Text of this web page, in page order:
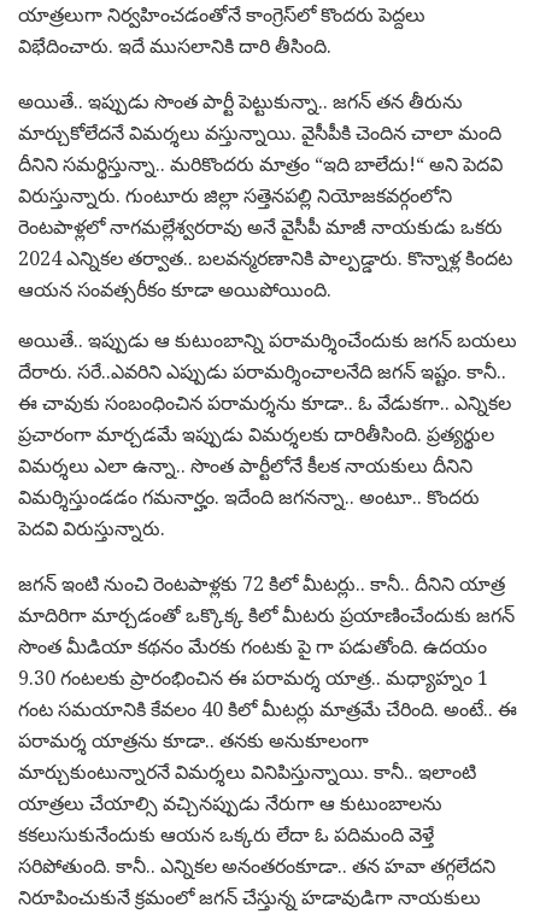
యాత్ర‌లుగా నిర్వ‌హించ‌డంతోనే కాంగ్రెస్‌లో కొంద‌రు పెద్ద‌లు
విభేదించారు. ఇదే ముస‌లానికి దారి తీసింది.
అయితే.. ఇప్పుడు సొంత పార్టీ పెట్టుకున్నా.. జ‌గ‌న్ త‌న తీరును
మార్చుకోలేదనే విమ‌ర్శ‌లు వ‌స్తున్నాయి. వైసీపీకి చెందిన చాలా మంది
దీనిని స‌మ‌ర్థిస్తున్నా.. మ‌రికొంద‌రు మాత్రం “ఇది బాలేదు!“ అని పెద‌వి
విరుస్తున్నారు. గుంటూరు జిల్లా స‌త్తెన‌ప‌ల్లి నియోజ‌క‌వ‌ర్గంలోని
రెంట‌పాళ్ల‌లో నాగ‌మ‌ల్లేశ్వ‌ర‌రావు అనే వైసీపీ మాజీ నాయ‌కుడు ఒక‌రు
2024 ఎన్నిక‌ల త‌ర్వాత‌.. బ‌ల‌వ‌న్మ‌ర‌ణానికి పాల్ప‌డ్డారు. కొన్నాళ్ల కింద‌ట
ఆయ‌న సంవ‌త్స‌రీకం కూడా అయిపోయింది.
అయితే.. ఇప్పుడు ఆ కుటుంబాన్ని ప‌రామ‌ర్శించేందుకు జ‌గ‌న్ బ‌య‌లు
దేరారు. స‌రే..ఎవ‌రిని ఎప్పుడు ప‌రామ‌ర్శించాల‌నేది జ‌గ‌న్ ఇష్టం. కానీ..
ఈ చావుకు సంబంధించిన ప‌రామ‌ర్శ‌ను కూడా.. ఓ వేడుక‌గా.. ఎన్నిక‌ల
ప్ర‌చారంగా మార్చ‌డ‌మే ఇప్పుడు విమ‌ర్శ‌ల‌కు దారితీసింది. ప్ర‌త్య‌ర్థుల
విమ‌ర్శ‌లు ఎలా ఉన్నా.. సొంత పార్టీలోనే కీల‌క నాయ‌కులు దీనిని
విమ‌ర్శిస్తుండ‌డం గ‌మ‌నార్హం. ఇదేంది జ‌గ‌న‌న్నా.. అంటూ.. కొంద‌రు
పెద‌వి విరుస్తున్నారు.
జ‌గ‌న్ ఇంటి నుంచి రెంట‌పాళ్ల‌కు 72 కిలో మీట‌ర్లు.. కానీ.. దీనిని యాత్ర
మాదిరిగా మార్చ‌డంతో ఒక్కొక్క కిలో మీట‌రు ప్ర‌యాణించేందుకు జ‌గ‌న్
సొంత మీడియా క‌థ‌నం మేర‌కు గంట‌కు పై గా ప‌డుతోంది. ఉద‌యం
9.30 గంట‌ల‌కు ప్రారంభించిన ఈ ప‌రామ‌ర్శ యాత్ర‌.. మ‌ధ్యాహ్నం 1
గంట స‌మ‌యానికి కేవలం 40 కిలో మీట‌ర్లు మాత్ర‌మే చేరింది. అంటే.. ఈ
ప‌రామ‌ర్శ యాత్ర‌ను కూడా.. త‌న‌కు అనుకూలంగా
మార్చుకుంటున్నార‌నే విమ‌ర్శ‌లు వినిపిస్తున్నాయి. కానీ.. ఇలాంటి
యాత్ర‌లు చేయాల్సి వ‌చ్చిన‌ప్పుడు నేరుగా ఆ కుటుంబాల‌ను
క‌క‌లుసుకునేందుకు ఆయ‌న ఒక్క‌రు లేదా ఓ ప‌దిమంది వెళ్తే
స‌రిపోతుంది. కానీ.. ఎన్నిక‌ల అనంత‌రంకూడా.. త‌న హవా త‌గ్గ‌లేద‌ని
నిరూపించుకునే క్ర‌మంలో జ‌గ‌న్ చేస్తున్న హ‌డావుడిగా నాయకులు